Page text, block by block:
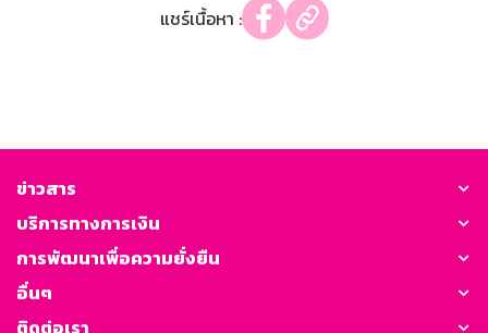
แชร์เนื้อหา :
ข่าวสาร
บริการทางการเงิน
การพัฒนาเพื่อความยั่งยืน
อื่นๆ